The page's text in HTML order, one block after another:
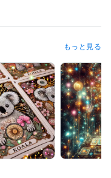
ブ実践ガイド】
毎日…
づいたんです
る』
もっと見る